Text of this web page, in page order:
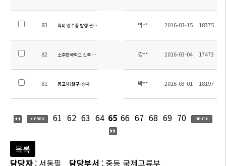
83 학비 영수증 발행 관련 안내 박** 2016-03-15 18375
82 소주한국학교 신축 조경 공사 입찰 공고(긴급) 강** 2016-03-04 17473
81 봉고차(원구) 승차장소 안내 박** 2016-03-01 18197
61 62 63 64 65 66 67 68 69 70
목록
담당자 : 서동필 담당부서 : 중등 국제교류부